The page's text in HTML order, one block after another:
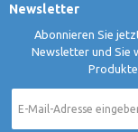
Newsletter
Abonnieren Sie
Newsletter und Sie
Mail-